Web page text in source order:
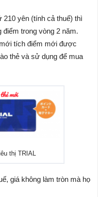
210 yên (tính cả thuế) thì
trong vòng 2 năm.
tích điểm mới được
thẻ và sử dụng để mua
thị TRIAL
giá không làm tròn mà họ